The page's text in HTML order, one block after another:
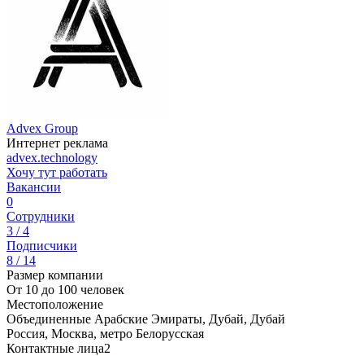
Advex Group
Интернет реклама
advex.technology
Хочу тут работать
Вакансии
0
Сотрудники
3 / 4
Подписчики
8 / 14
Размер компании
От 10 до 100 человек
Местоположение
Объединенные Арабские Эмираты, Дубай, Дубай
Россия, Москва, метро Белорусская
Контактные лица2